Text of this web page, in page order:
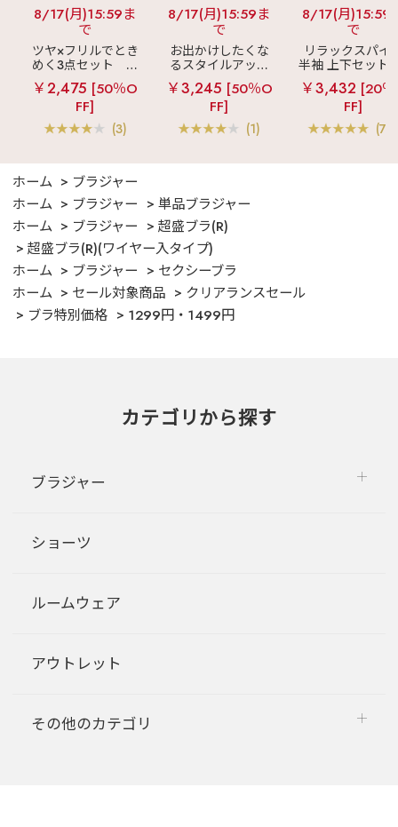
8/17(月)15:59ま
で
ツヤ×フリルでとき
めく3点セット
シ
ルキー ショートパ
ンツ 3点セット
￥2,475 [50％O
FF]
(3)
8/17(月)15:59ま
で
お出かけしたくな
るスタイルアップ
見え
ストライプ
フリル ロングパン
ツ 綿混 上下セット
￥3,245 [50％O
FF]
(1)
8/17(月)15:59
で
リラックスパイ
半袖 上下セット
女兼用サイズ)
￥3,432 [20
FF]
ホーム
ブラジャー
ホーム
ブラジャー
単品ブラジャー
ホーム
ブラジャー
超盛ブラ(R)
超盛ブラ(R)(ワイヤー入タイプ)
ホーム
ブラジャー
セクシーブラ
ホーム
セール対象商品
クリアランスセール
ブラ特別価格
1299円・1499円
カテゴリから探す
ブラジャー
ショーツ
ルームウェア
アウトレット
その他のカテゴリ